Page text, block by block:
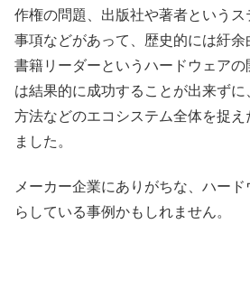
作権の問題、出版社や著者という
事項などがあって、歴史的には紆余
書籍リーダーというハードウェア
は結果的に成功することが出来ず
方法などのエコシステム全体を捉え
ました。
メーカー企業にありがちな、ハー
らしている事例かもしれません。